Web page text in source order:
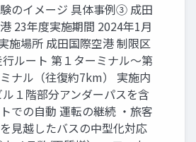
のイメージ 具体事例③ 成田
23年度実施期間 2024年1月
施場所 成田国際空港 制限区
ルート 第１ターミナル～第
ナル（往復約7km） 実施内
１階部分アンダーパスを含
での自動 運転の継続 ・旅客
見越したバスの中型化対応